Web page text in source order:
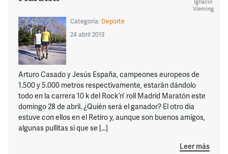
Vleming
Categoría: Deporte
24 abril 2013
Arturo Casado y Jesús España, campeones europeos de
1.500 y 5.000 metros respectivamente, estarán dándolo
todo en la carrera 10 k del Rock ’n’ roll Madrid Maratón este
domingo 28 de abril. ¿Quién será el ganador? El otro día
estuve con ellos en el Retiro y, aunque son buenos amigos,
algunas pullitas sí que se […]
Leer más